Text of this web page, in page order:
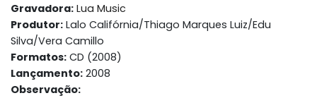
Gravadora: Lua Music
Produtor: Lalo Califórnia/Thiago Marques Luiz/Edu
Silva/Vera Camillo
Formatos: CD (2008)
Lançamento: 2008
Observação: